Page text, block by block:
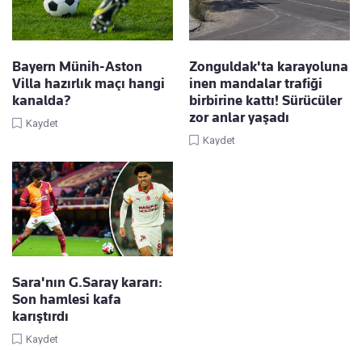
Bayern Münih-Aston
Villa hazırlık maçı hangi
kanalda?
Kaydet
Zonguldak'ta karayoluna
inen mandalar trafiği
birbirine kattı! Sürücüler
zor anlar yaşadı
Kaydet
Sara'nın G.Saray kararı:
Son hamlesi kafa
karıştırdı
Kaydet